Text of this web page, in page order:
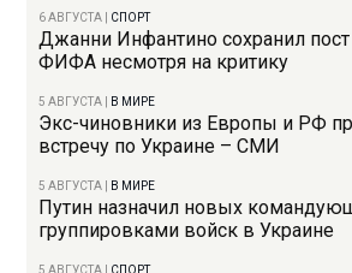
6 АВГУСТА СПОРТ
Джанни Инфантино сохранил
ФИФА несмотря на критику
5 АВГУСТА В МИРЕ
Экс-чиновники из Европы и РФ
встречу по Украине – СМИ
5 АВГУСТА В МИРЕ
Путин назначил новых
группировками войск в Украине
5 АВГУСТА СПОРТ